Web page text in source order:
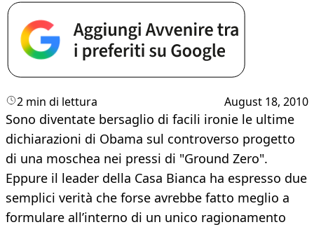
2 min di lettura August 18, 2010
Sono diventate bersaglio di facili ironie le ultime
dichiarazioni di Obama sul controverso progetto
di una moschea nei pressi di "Ground Zero".
Eppure il leader della Casa Bianca ha espresso due
semplici verità che forse avrebbe fatto meglio a
formulare all’interno di un unico ragionamento